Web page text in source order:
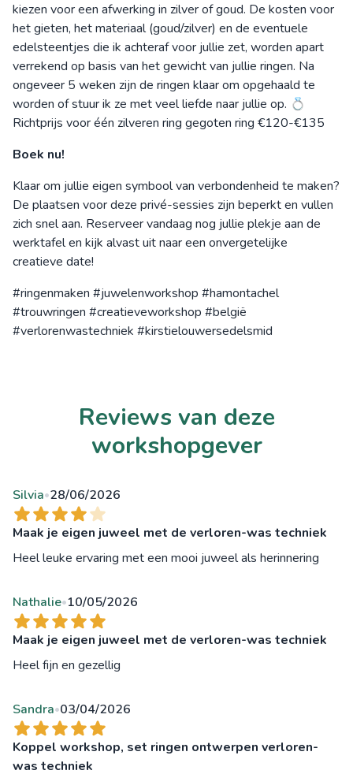
kiezen voor een afwerking in zilver of goud. De kosten voor
het gieten, het materiaal (goud/zilver) en de eventuele
edelsteentjes die ik achteraf voor jullie zet, worden apart
verrekend op basis van het gewicht van jullie ringen. Na
ongeveer 5 weken zijn de ringen klaar om opgehaald te
worden of stuur ik ze met veel liefde naar jullie op. 💍
Richtprijs voor één zilveren ring gegoten ring €120-€135
Boek nu!
Klaar om jullie eigen symbool van verbondenheid te maken?
De plaatsen voor deze privé-sessies zijn beperkt en vullen
zich snel aan. Reserveer vandaag nog jullie plekje aan de
werktafel en kijk alvast uit naar een onvergetelijke
creatieve date!
#ringenmaken #juwelenworkshop #hamontachel
#trouwringen #creatieveworkshop #belgië
#verlorenwastechniek #kirstielouwersedelsmid
Reviews van deze
workshopgever
Silvia•28/06/2026
Maak je eigen juweel met de verloren-was techniek
Heel leuke ervaring met een mooi juweel als herinnering
Nathalie•10/05/2026
Maak je eigen juweel met de verloren-was techniek
Heel fijn en gezellig
Sandra•03/04/2026
Koppel workshop, set ringen ontwerpen verloren-
was techniek